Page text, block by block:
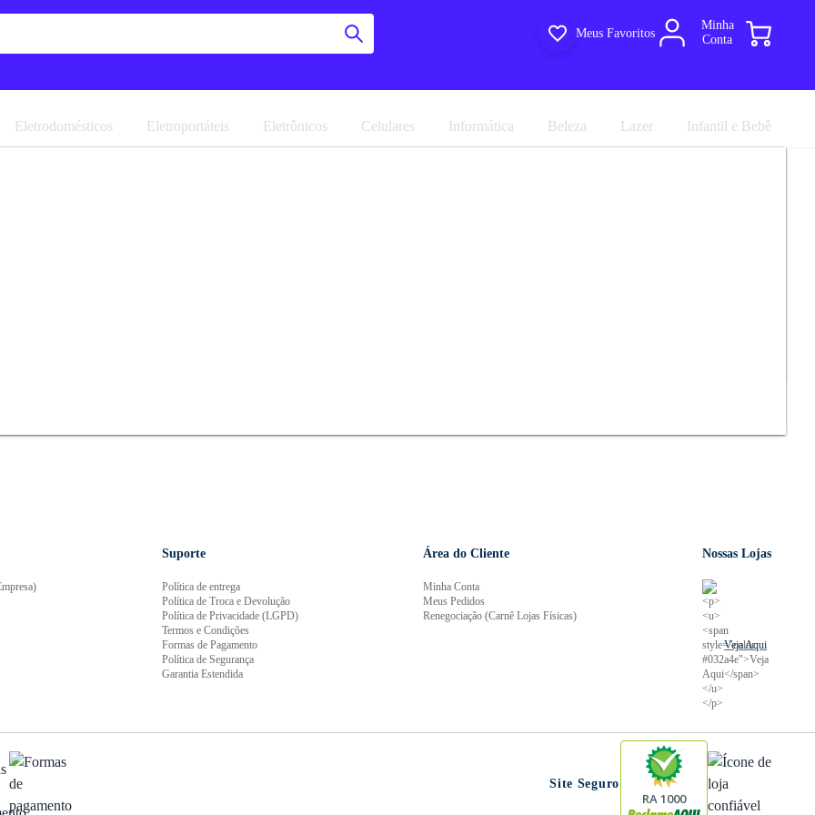
Meus Favoritos
Minha
Conta
Eletrodomésticos Eletroportáteis Eletrônicos Celulares Informática Beleza Lazer Infantil e Bebê
Suporte
Política de entrega
Política de Troca e Devolução
Política de Privacidade (LGPD)
Termos e Condições
Formas de Pagamento
Política de Segurança
Garantia Estendida
Área do Cliente
Minha Conta
Meus Pedidos
Renegociação (Carnê Lojas Físicas)
Nossas Lojas
Veja Aqui
Site Seguro
RA 1000